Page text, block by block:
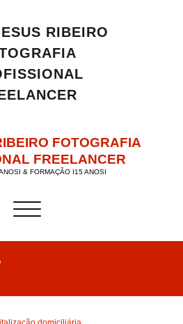
FOTOGRAFIA
FREELANCER
& FORMAÇÃO I15 ANOSI
Alternar a navegação